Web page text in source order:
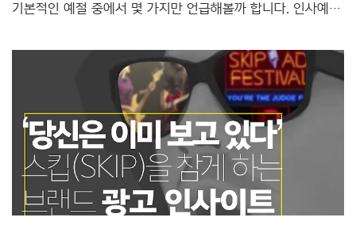
기본적인 예절 중에서 몇 가지만 언급해볼까 합니다. 인사예절
아니라 모든 인간관계에서 가장 기본이 되는 예절이죠. 직장
생활에서의 인사는 구성원들로부터 호감과 신뢰감을 얻도록
만들고, 이는 업무에서의 원활한 소통으로 이어집니다. 인사는
그 사람의 인격을 나타낸다고 하죠. 마지못해 건성으로 하는
인사는 오히려 상대방에게 불쾌감을 줄 수 있기 때문에 안
하니만 못 합니다. 간혹 어떤 사람들은 출근을 해도 주변
동료들과 인사 없이 곧장 자기 자리에 앉아 업무를
시작합니다. 다른 부서 직원들과 마주치더라도 눈인사조차도
생략한 채 휑하니 지..